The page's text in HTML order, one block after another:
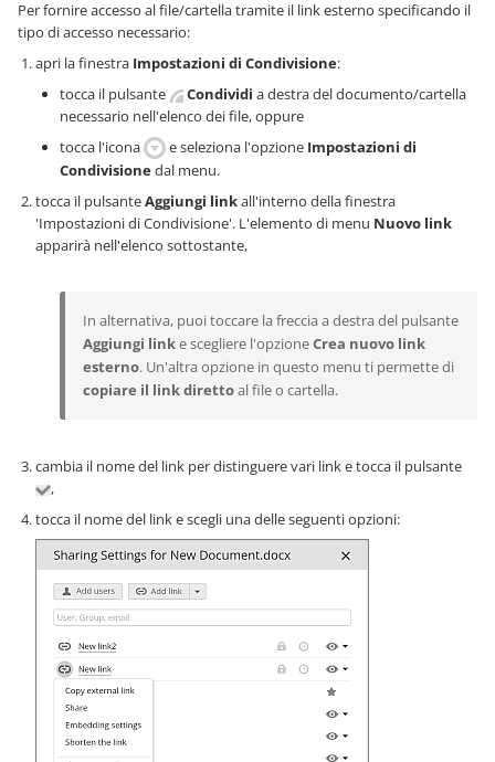
Per fornire accesso al file/cartella tramite il link esterno specificando il
tipo di accesso necessario:
apri la finestra Impostazioni di Condivisione:
tocca il pulsante
Condividi a destra del documento/cartella
necessario nell'elenco dei file, oppure
tocca l'icona
e seleziona l'opzione Impostazioni di
Condivisionedal menu.
tocca il pulsanteAggiungi linkall'interno della finestra
'Impostazioni di Condivisione'. L'elemento di menu Nuovo link
apparirà nell'elenco sottostante,
In alternativa, puoi toccare la freccia a destra del pulsante
Aggiungi linke scegliere l'opzioneCrea nuovo link
esterno. Un'altra opzione in questo menu ti permette di
copiare il link direttoal file o cartella.
cambia il nome del link per distinguere vari link e tocca il pulsante
,
tocca il nome del link e scegli una delle seguenti opzioni: